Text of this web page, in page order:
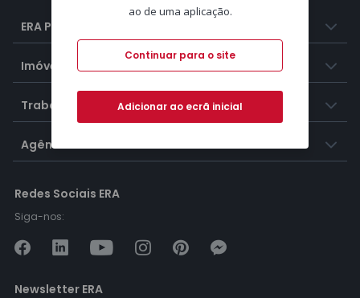
ERA Portugal
Imóveis
Trabalhar na ERA
Agências ERA
Redes Sociais ERA
Siga-nos:
Newsletter ERA
ao de uma aplicação.
Continuar para o site
Adicionar ao ecrã inicial